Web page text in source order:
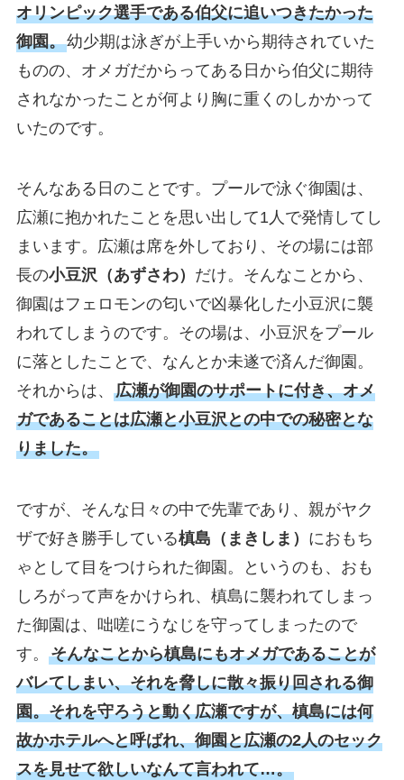
オリンピック選手である伯父に追いつきたかった
御園。幼少期は泳ぎが上手いから期待されていた
ものの、オメガだからってある日から伯父に期待
されなかったことが何より胸に重くのしかかって
いたのです。
そんなある日のことです。プールで泳ぐ御園は、
広瀬に抱かれたことを思い出して1人で発情してし
まいます。広瀬は席を外しており、その場には部
長の小豆沢（あずさわ） だけ。そんなことから、
御園はフェロモンの匂いで凶暴化した小豆沢に襲
われてしまうのです。その場は、小豆沢をプール
に落としたことで、なんとか未遂で済んだ御園。
それからは、 広瀬が御園のサポートに付き、オメ
ガであることは広瀬と小豆沢との中での秘密とな
りました。
ですが、そんな日々の中で先輩であり、親がヤク
ザで好き勝手している槙島（まきしま） におもち
ゃとして目をつけられた御園。というのも、おも
しろがって声をかけられ、槙島に襲われてしまっ
た御園は、咄嗟にうなじを守ってしまったので
す。 そんなことから槙島にもオメガであることが
バレてしまい、それを脅しに散々振り回される御
園。それを守ろうと動く広瀬ですが、槙島には何
故かホテルへと呼ばれ、御園と広瀬の2人のセック
スを見せて欲しいなんて言われて…。